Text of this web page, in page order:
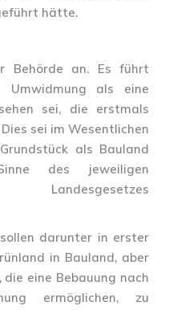
hätte.
Behörde an. Es führt
Umwidmung als eine
sei, die erstmals
sei im Wesentlichen
als Bauland
des jeweiligen
Landesgesetzes
darunter in erster
in Bauland, aber
eine Bebauung nach
ermöglichen, zu